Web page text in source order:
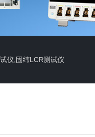
仪,固纬LCR测试仪